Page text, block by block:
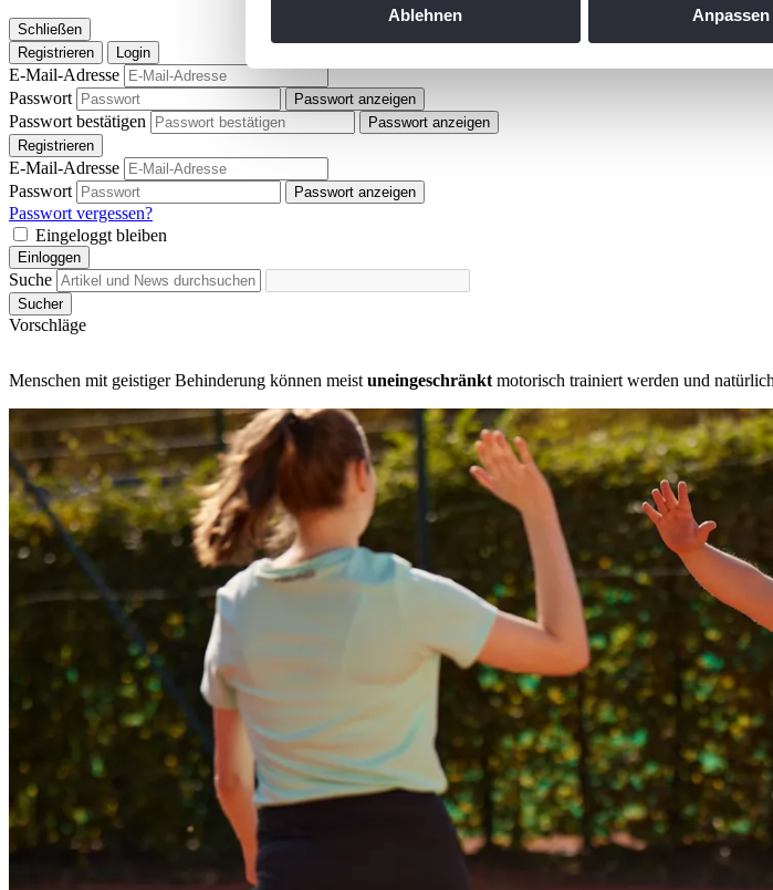
Wir verwenden Cookies, um Inhalte und Anzeigen zu
und die Zugriffe auf unsere Website zu analysieren. Außerdem
möglicherweise mit weiteren Daten zusammen, die Sie ihnen
Ablehnen Anpassen
Schließen
Registrieren
Login
E-Mail-Adresse
Passwort
Passwort anzeigen
Passwort bestätigen
Passwort anzeigen
Registrieren
E-Mail-Adresse
Passwort
Passwort anzeigen
Passwort vergessen?
Eingeloggt bleiben
Einloggen
Suche
Sucher
Vorschläge
Menschen mit geistiger Behinderung können meist uneingeschränkt motorisch trainiert werden und